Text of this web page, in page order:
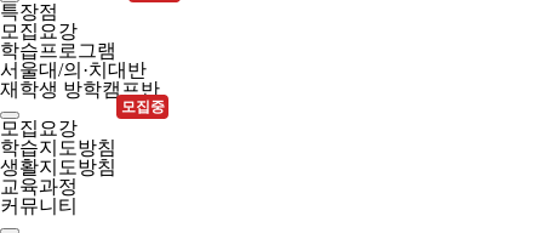
특장점
모집요강
학습프로그램
서울대/의·치대반
모집중
재학생 방학캠프반
모집요강
학습지도방침
생활지도방침
교육과정
커뮤니티